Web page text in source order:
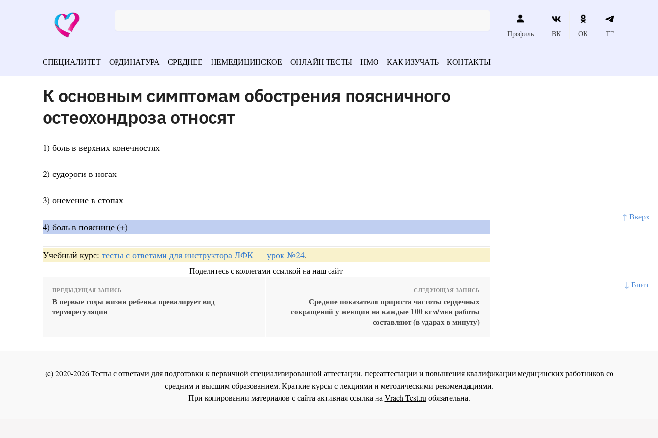
↑ Вверх
↓ Вниз
Профиль ВК ОК ТГ
СПЕЦИАЛИТЕТ ОРДИНАТУРА СРЕДНЕЕ НЕМЕДИЦИНСКОЕ ОНЛАЙН ТЕСТЫ НМО КАК ИЗУЧАТЬ КОНТАКТЫ
К основным симптомам обострения поясничного
остеохондроза относят
1) боль в верхних конечностях
2) судороги в ногах
3) онемение в стопах
4) боль в пояснице (+)
Учебный курс: тесты с ответами для инструктора ЛФК — урок №24.
Поделитесь с коллегами ссылкой на наш сайт
ПРЕДЫДУЩАЯ ЗАПИСЬ
В первые годы жизни ребенка превалирует вид
терморегуляции
СЛЕДУЮЩАЯ ЗАПИСЬ
Средние показатели прироста частоты сердечных
сокращений у женщин на каждые 100 кгм/мин работы
составляют (в ударах в минуту)
(c) 2020-2026 Тесты с ответами для подготовки к первичной специализированной аттестации, переаттестации и повышения квалификации медицинских работников со
средним и высшим образованием. Краткие курсы с лекциями и методическими рекомендациями.
При копировании материалов с сайта активная ссылка наVrach-Test.ruобязательна.